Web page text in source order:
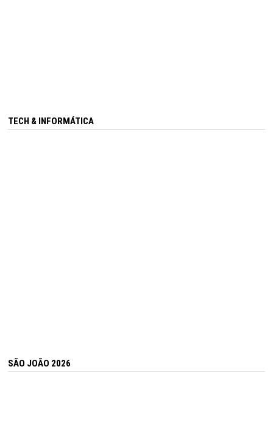
TECH & INFORMÁTICA
SÃO JOÃO 2026